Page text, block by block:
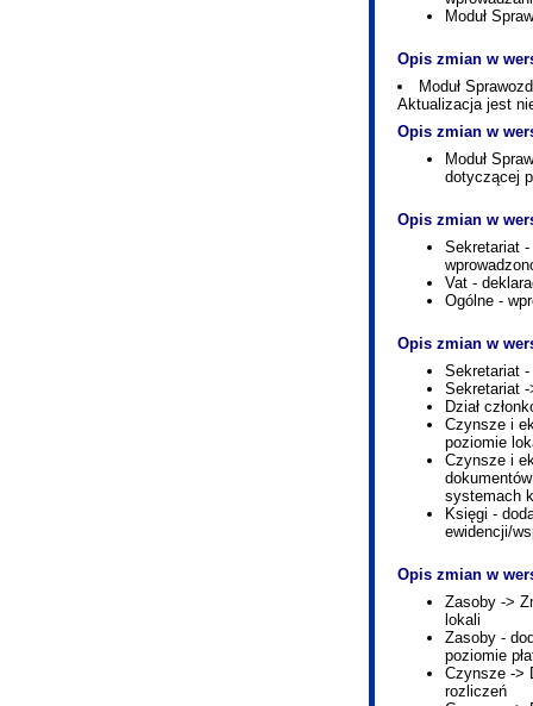
Moduł
Opis zmian w
Moduł
Aktualizacja jest
Opis zmian w
Moduł
dotyczącej
Opis zmian w
Sekretariat
Vat -
Ogólne -
Opis zmian w
Sekretariat
Sekretariat
Dział
Czynsze i
poziomie
Czynsze i
systemach
Księgi -
ewidencji/
Opis zmian w
Zasoby ->
lokali
Zasoby -
poziomie
Czynsze ->
rozliczeń